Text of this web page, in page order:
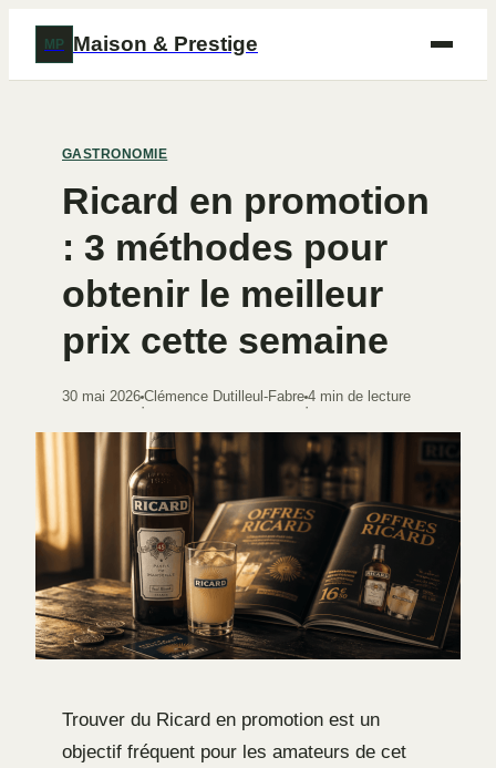
MP Maison & Prestige
GASTRONOMIE
Ricard en promotion
: 3 méthodes pour
obtenir le meilleur
prix cette semaine
30 mai 2026
·
Clémence Dutilleul-Fabre
·
4 min de lecture
Trouver du Ricard en promotion est un
objectif fréquent pour les amateurs de cet